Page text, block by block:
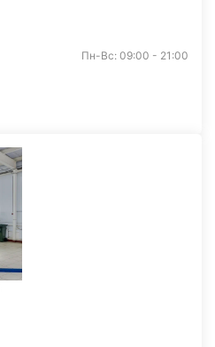
Пн-Вс: 09:00 - 21:00